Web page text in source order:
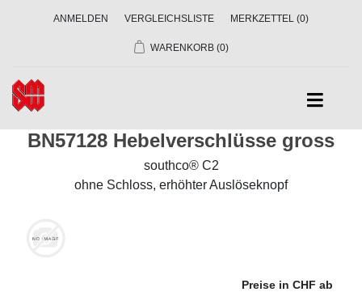
ANMELDEN VERGLEICHSLISTE MERKZETTEL (0)
WARENKORB (0)
BN57128 Hebelverschlüsse gross
southco® C2
ohne Schloss, erhöhter Auslöseknopf
Preise in CHF ab